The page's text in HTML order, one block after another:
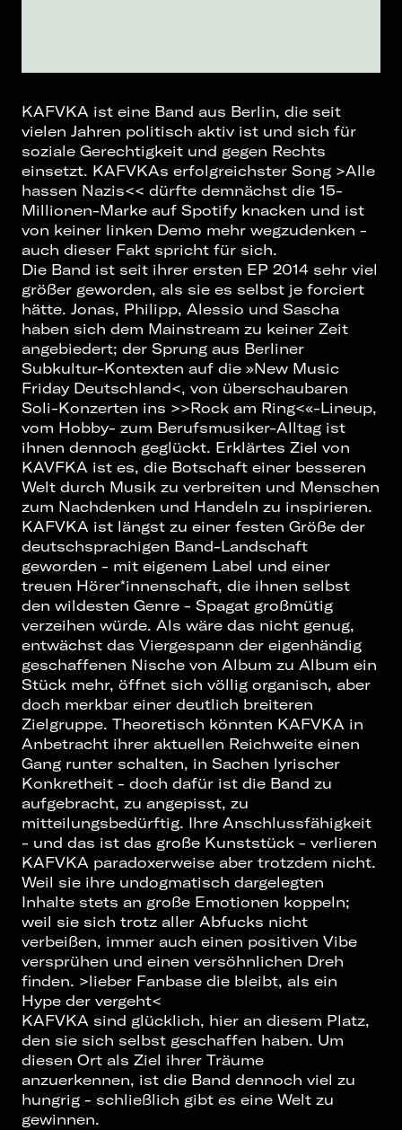
KAFVKA ist eine Band aus Berlin, die seit
vielen Jahren politisch aktiv ist und sich für
soziale Gerechtigkeit und gegen Rechts
einsetzt. KAFVKAs erfolgreichster Song >Alle
hassen Nazis<< dürfte demnächst die 15-
Millionen-Marke auf Spotify knacken und ist
von keiner linken Demo mehr wegzudenken -
auch dieser Fakt spricht für sich.
Die Band ist seit ihrer ersten EP 2014 sehr viel
größer geworden, als sie es selbst je forciert
hätte. Jonas, Philipp, Alessio und Sascha
haben sich dem Mainstream zu keiner Zeit
angebiedert; der Sprung aus Berliner
Subkultur-Kontexten auf die »New Music
Friday Deutschland<, von überschaubaren
Soli-Konzerten ins >>Rock am Ring<«-Lineup,
vom Hobby- zum Berufsmusiker-Alltag ist
ihnen dennoch geglückt. Erklärtes Ziel von
KAVFKA ist es, die Botschaft einer besseren
Welt durch Musik zu verbreiten und Menschen
zum Nachdenken und Handeln zu inspirieren.
KAFVKA ist längst zu einer festen Größe der
deutschsprachigen Band-Landschaft
geworden - mit eigenem Label und einer
treuen Hörer*innenschaft, die ihnen selbst
den wildesten Genre - Spagat großmütig
verzeihen würde. Als wäre das nicht genug,
entwächst das Viergespann der eigenhändig
geschaffenen Nische von Album zu Album ein
Stück mehr, öffnet sich völlig organisch, aber
doch merkbar einer deutlich breiteren
Zielgruppe. Theoretisch könnten KAFVKA in
Anbetracht ihrer aktuellen Reichweite einen
Gang runter schalten, in Sachen lyrischer
Konkretheit - doch dafür ist die Band zu
aufgebracht, zu angepisst, zu
mitteilungsbedürftig. Ihre Anschlussfähigkeit
- und das ist das große Kunststück - verlieren
KAFVKA paradoxerweise aber trotzdem nicht.
Weil sie ihre undogmatisch dargelegten
Inhalte stets an große Emotionen koppeln;
weil sie sich trotz aller Abfucks nicht
verbeißen, immer auch einen positiven Vibe
versprühen und einen versöhnlichen Dreh
finden. >lieber Fanbase die bleibt, als ein
Hype der vergeht<
KAFVKA sind glücklich, hier an diesem Platz,
den sie sich selbst geschaffen haben. Um
diesen Ort als Ziel ihrer Träume
anzuerkennen, ist die Band dennoch viel zu
hungrig - schließlich gibt es eine Welt zu
gewinnen.